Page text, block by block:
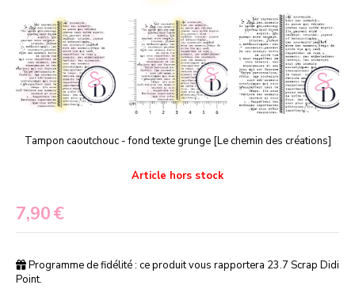
Tampon caoutchouc - fond texte grunge [Le chemin des créations]
7,90€
Article hors stock
Programme de fidélité : ce produit vous rapportera 23.7 Scrap Didi
Point.